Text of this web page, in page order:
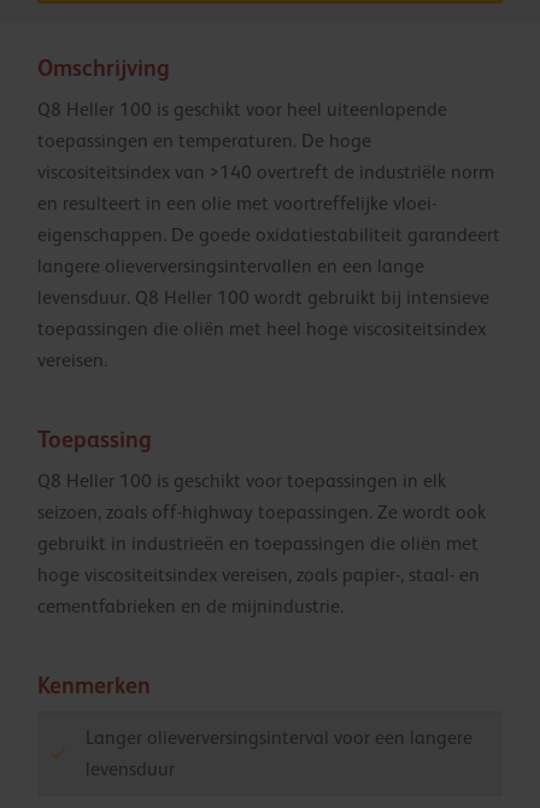
Omschrijving
Q8 Heller 100 is geschikt voor heel uiteenlopende
toepassingen en temperaturen. De hoge
viscositeitsindex van >140 overtreft de industriële norm
en resulteert in een olie met voortreffelijke vloei-
eigenschappen. De goede oxidatiestabiliteit garandeert
langere olieverversingsintervallen en een lange
levensduur. Q8 Heller 100 wordt gebruikt bij intensieve
toepassingen die oliën met heel hoge viscositeitsindex
vereisen.
Toepassing
Q8 Heller 100 is geschikt voor toepassingen in elk
seizoen, zoals off-highway toepassingen. Ze wordt ook
gebruikt in industrieën en toepassingen die oliën met
hoge viscositeitsindex vereisen, zoals papier-, staal- en
cementfabrieken en de mijnindustrie.
Kenmerken
Langer olieverversingsinterval voor een langere
levensduur